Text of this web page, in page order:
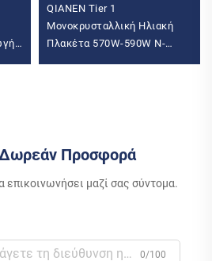
QIANEN Tier 1
Μονοκρυσταλλική Ηλιακή
Πλακέτα 570W-590W N-
Προσφορά
μαζί σας σύντομα.
0/100